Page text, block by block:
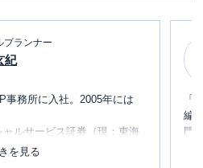
プランナー
紀
事務所に入社。2005年には
ルサービス証券（現：東海
・コンサルティングにて、
を見る
「
編
門